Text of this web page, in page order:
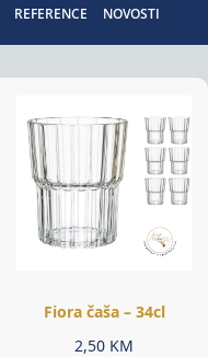
REFERENCE NOVOSTI
Fiora čaša – 34cl
2,50 KM